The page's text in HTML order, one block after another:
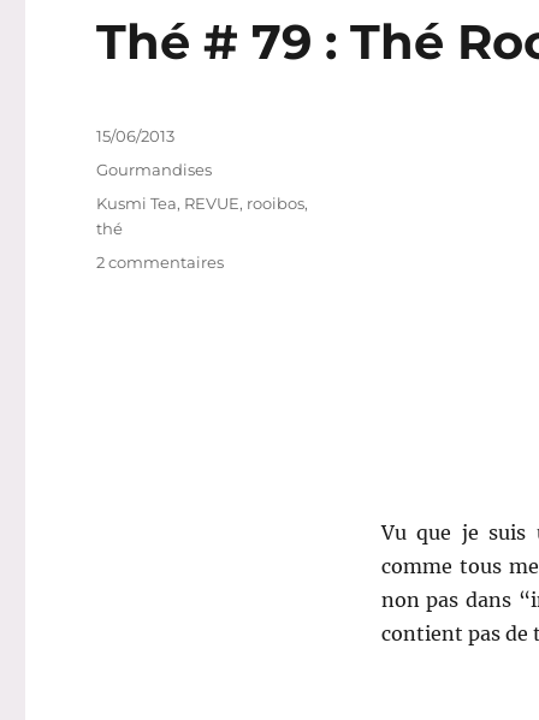
&
Co
Thé # 79 : Thé
Vu que je suis
comme tous
non pas dans
contient pas de
Publié
le
15/06/2013
Catégories
Gourmandises
Étiquettes
Kusmi Tea, REVUE, rooibos,
thé
2 commentairessur